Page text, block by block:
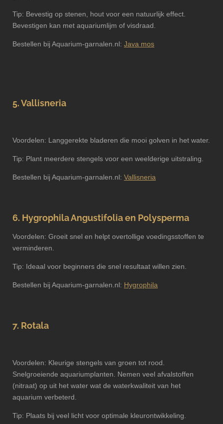
Tip: Bevestig op stenen, hout voor een natuurlijk effect.
Bevestigen kan met aquariumlijm of visdraad.
Bestellen bij Aquarium-garnalen.nl: Java mos
5. Vallisneria
Voordelen: Langgerekte bladeren die mooi golven in het water.
Tip: Plant meerdere stengels voor een weelderige uitstraling.
Bestellen bij Aquarium-garnalen.nl: Vallisneria
6. Hygrophila Angustifolia en Polysperma
Voordelen: Groeit snel en helpt overtollige voedingsstoffen te
verminderen.
Tip: Ideaal voor beginners die snel resultaat willen zien.
Bestellen bij Aquarium-garnalen.nl: Hygrophila
7. Rotala
Voordelen: Kleurige stengels van groen tot rood.
Snelgroeiende aquariumplanten. Nemen veel afvalstoffen
(nitraat) op uit het water wat de waterkwaliteit van het
aquarium verbeterd.
Tip: Plaats bij veel licht voor optimale kleurontwikkeling.